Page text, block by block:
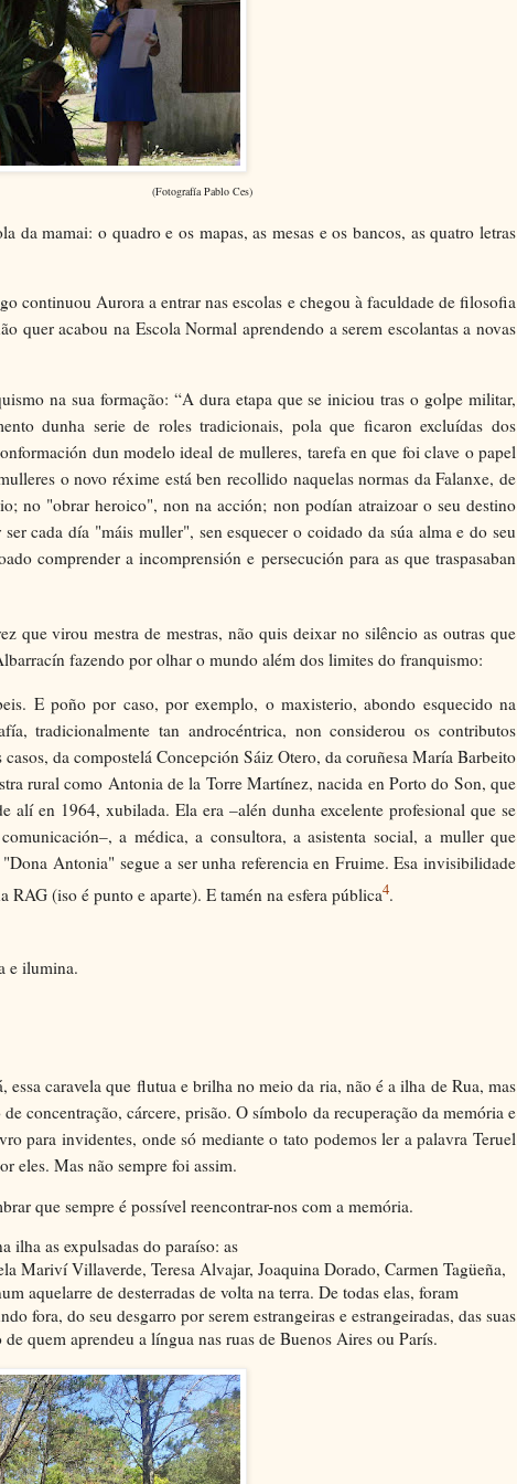
(Fotografía Pablo Ces)
da mamai: o quadro e os mapas, as mesas e os bancos, as quatro letras
continuou Aurora a entrar nas escolas e chegou à faculdade de filosofia
quer acabou na Escola Normal aprendendo a serem escolantas a novas
na sua formação: “A dura etapa que se iniciou tras o golpe militar,
dunha serie de roles tradicionais, pola que ficaron excluídas dos
dun modelo ideal de mulleres, tarefa en que foi clave o papel
o novo réxime está ben recollido naquelas normas da Falanxe, de
no "obrar heroico", non na acción; non podían atraizoar o seu destino
cada día "máis muller", sen esquecer o coidado da súa alma e do seu
comprender a incomprensión e persecución para as que traspasaban
que virou mestra de mestras, não quis deixar no silêncio as outras que
fazendo por olhar o mundo além dos limites do franquismo:
E poño por caso, por exemplo, o maxisterio, abondo esquecido na
tradicionalmente tan androcéntrica, non considerou os contributos
da compostelá Concepción Sáiz Otero, da coruñesa María Barbeito
rural como Antonia de la Torre Martínez, nacida en Porto do Son, que
alí en 1964, xubilada. Ela era –alén dunha excelente profesional que se
a médica, a consultora, a asistenta social, a muller que
Antonia" segue a ser unha referencia en Fruime. Esa invisibilidade
RAG (iso é punto e aparte). E tamén na esfera pública4.
e ilumina.
caravela que flutua e brilha no meio da ria, não é a ilha de Rua, mas
concentração, cárcere, prisão. O símbolo da recuperação da memória e
para invidentes, onde só mediante o tato podemos ler a palavra Teruel
eles. Mas não sempre foi assim.
que sempre é possível reencontrar-nos com a memória.
as expulsadas do paraíso: as
Mariví Villaverde, Teresa Alvajar, Joaquina Dorado, Carmen Tagüeña,
aquelarre de desterradas de volta na terra. De todas elas, foram
fora, do seu desgarro por serem estrangeiras e estrangeiradas, das suas
quem aprendeu a língua nas ruas de Buenos Aires ou París.